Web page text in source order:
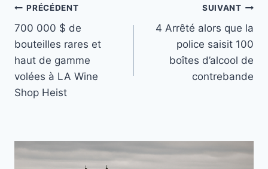
Navigation
de
l’article
PRÉCÉDENT
700 000 $ de
bouteilles rares et
haut de gamme
volées à LA Wine
Shop Heist
SUIVANT
4 Arrêté alors que la
police saisit 100
boîtes d’alcool de
contrebande